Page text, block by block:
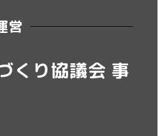
営
くり協議会 事